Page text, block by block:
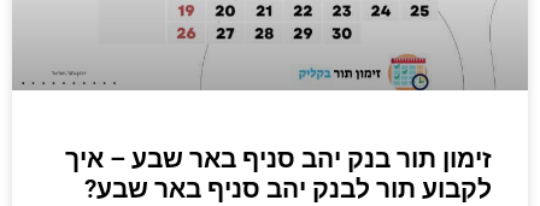
זימון תור בנק יהב סניף באר שבע – איך
לקבוע תור לבנק יהב סניף באר שבע?